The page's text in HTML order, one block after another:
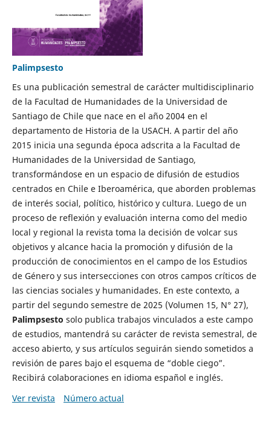
Palimpsesto
Es una publicación semestral de carácter multidisciplinario
de la Facultad de Humanidades de la Universidad de
Santiago de Chile que nace en el año 2004 en el
departamento de Historia de la USACH. A partir del año
2015 inicia una segunda época adscrita a la Facultad de
Humanidades de la Universidad de Santiago,
transformándose en un espacio de difusión de estudios
centrados en Chile e Iberoamérica, que aborden problemas
de interés social, político, histórico y cultura. Luego de un
proceso de reflexión y evaluación interna como del medio
local y regional la revista toma la decisión de volcar sus
objetivos y alcance hacia la promoción y difusión de la
producción de conocimientos en el campo de los Estudios
de Género y sus intersecciones con otros campos críticos de
las ciencias sociales y humanidades. En este contexto, a
partir del segundo semestre de 2025 (Volumen 15, N° 27),
Palimpsesto solo publica trabajos vinculados a este campo
de estudios, mantendrá su carácter de revista semestral, de
acceso abierto, y sus artículos seguirán siendo sometidos a
revisión de pares bajo el esquema de “doble ciego”.
Recibirá colaboraciones en idioma español e inglés.
Ver revista
Número actual